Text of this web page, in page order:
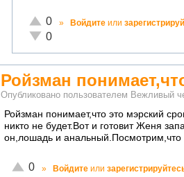
Отлично!
0
Неадекватно!
0
» Войдите или
Ройзман
Опубликовано пользователем Вежливый
Ройзман понимает,что это мэрский
никто не будет.Вот и готовит Женя
он,лошадь и анальный.Посмотрим,что
Отлично!
0 » Войдите или